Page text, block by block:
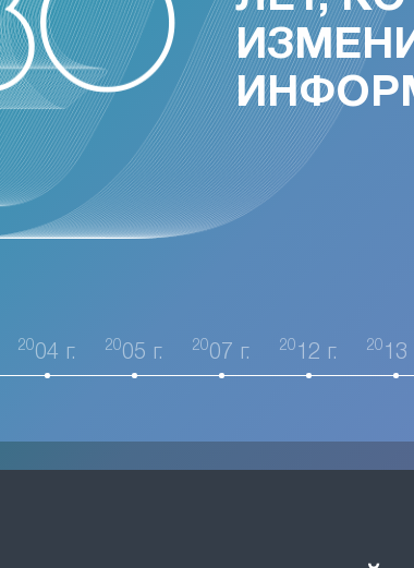
2004 г. 2005 г. 2007 г. 20 12 г. 20 13